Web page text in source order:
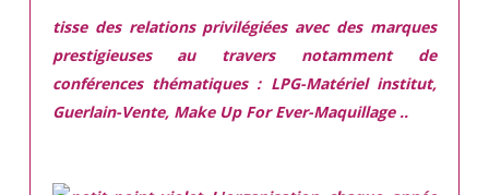
tisse des relations privilégiées avec des marques
prestigieuses au travers notamment de
conférences thématiques : LPG-Matériel institut,
Guerlain-Vente, Make Up For Ever-Maquillage ..